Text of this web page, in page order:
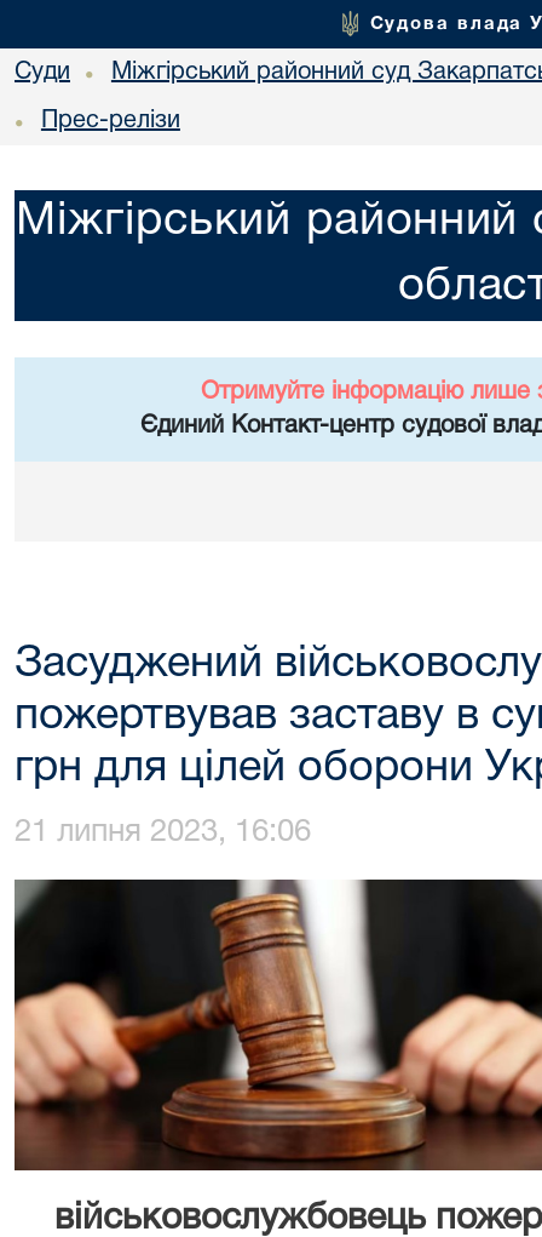
Судова влада
Суди • Міжгірський районний суд
• Прес-релізи
Міжгірський районний
Отримуйте інформацію лише
Єдиний Контакт-центр судової
Засуджений
пожертвував заставу в
грн для цілей оборони
21 липня 2023, 16:06
військовослужбовець